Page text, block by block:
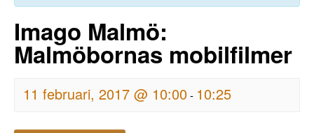
Imago Malmö:
Malmöbornas mobilfilmer
11 februari, 2017 @ 10:00- 10:25